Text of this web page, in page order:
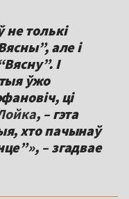
толькі
але і
І
ўжо
ці
, – гэта
хто пачынаў
– згадвае